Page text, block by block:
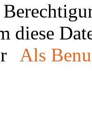
diese
Als